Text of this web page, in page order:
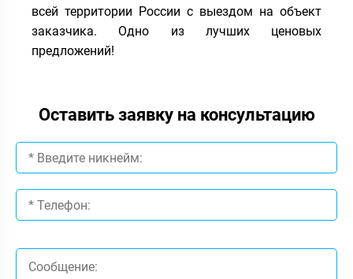
всей территории России с выездом на объект
заказчика. Одно из лучших ценовых
предложений!
Оставить заявку на консультацию